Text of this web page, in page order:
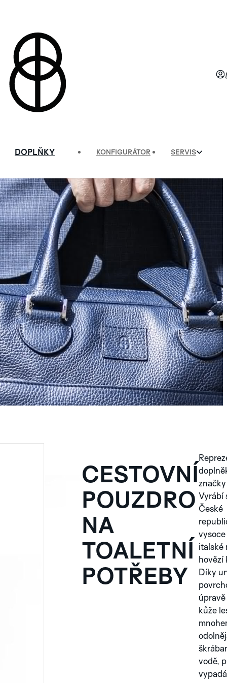
DOPLŇKY KONFIGURÁTOR SERVIS
CESTOVNÍ
POUZDRO
NA
TOALETNÍ
POTŘEBY
značky
Vyrábí
České
italské
hovězí
Díky
kůže
vodě,